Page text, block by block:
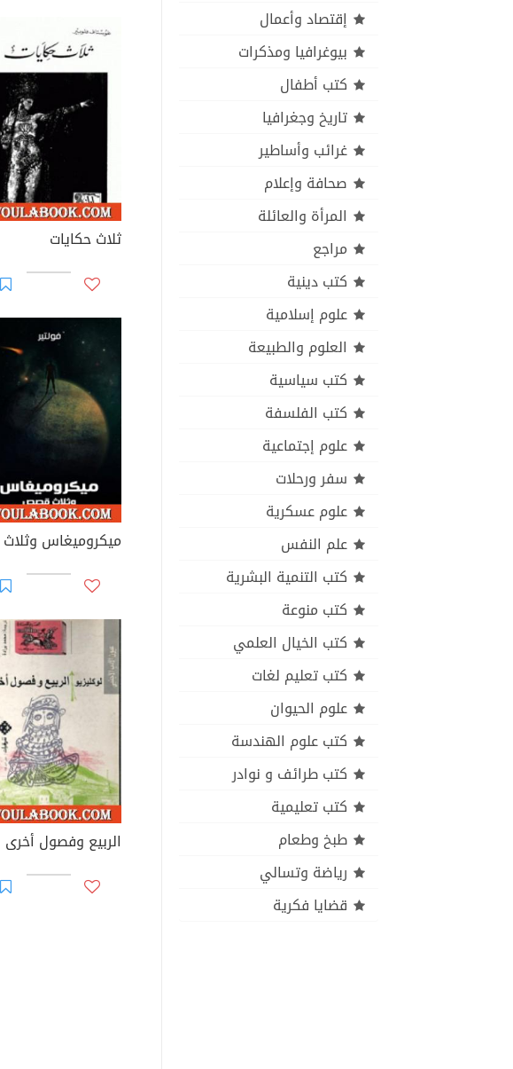
إقتصاد وأعمال
بيوغرافيا ومذكرات
كتب أطفال
تاريخ وجغرافيا
غرائب وأساطير
صحافة وإعلام
المرأة والعائلة
مراجع
كتب دينية
علوم إسلامية
العلوم والطبيعة
كتب سياسية
كتب الفلسفة
علوم إجتماعية
سفر ورحلات
علوم عسكرية
علم النفس
كتب التنمية البشرية
كتب منوعة
كتب الخيال العلمي
كتب تعليم لغات
علوم الحيوان
كتب علوم الهندسة
كتب طرائف و نوادر
كتب تعليمية
طبخ وطعام
رياضة وتسالي
قضايا فكرية
ثلاث حكايات
الربيع وفصول أخرى